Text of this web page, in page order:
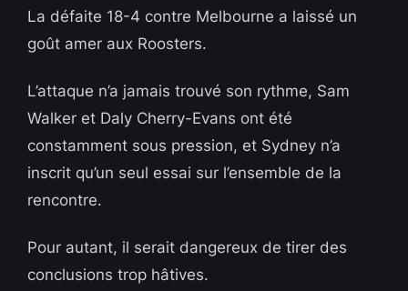
La défaite 18-4 contre Melbourne a laissé un
goût amer aux Roosters.
L’attaque n’a jamais trouvé son rythme, Sam
Walker et Daly Cherry-Evans ont été
constamment sous pression, et Sydney n’a
inscrit qu’un seul essai sur l’ensemble de la
rencontre.
Pour autant, il serait dangereux de tirer des
conclusions trop hâtives.